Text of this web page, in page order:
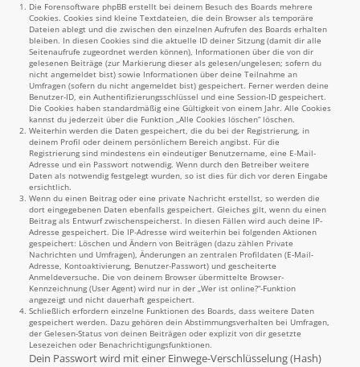
Die Forensoftware phpBB erstellt bei deinem Besuch des Boards mehrere
Cookies. Cookies sind kleine Textdateien, die dein Browser als temporäre
Dateien ablegt und die zwischen den einzelnen Aufrufen des Boards erhalten
bleiben. In diesen Cookies sind die aktuelle ID deiner Sitzung (damit dir alle
Seitenaufrufe zugeordnet werden können), Informationen über die von dir
gelesenen Beiträge (zur Markierung dieser als gelesen/ungelesen; sofern du
nicht angemeldet bist) sowie Informationen über deine Teilnahme an
Umfragen (sofern du nicht angemeldet bist) gespeichert. Ferner werden deine
Benutzer-ID, ein Authentifizierungsschlüssel und eine Session-ID gespeichert.
Die Cookies haben standardmäßig eine Gültigkeit von einem Jahr. Alle Cookies
kannst du jederzeit über die Funktion „Alle Cookies löschen“ löschen.
Weiterhin werden die Daten gespeichert, die du bei der Registrierung, in
deinem Profil oder deinem persönlichem Bereich angibst. Für die
Registrierung sind mindestens ein eindeutiger Benutzername, eine E-Mail-
Adresse und ein Passwort notwendig. Wenn durch den Betreiber weitere
Daten als notwendig festgelegt wurden, so ist dies für dich vor deren Eingabe
ersichtlich.
Wenn du einen Beitrag oder eine private Nachricht erstellst, so werden die
dort eingegebenen Daten ebenfalls gespeichert. Gleiches gilt, wenn du einen
Beitrag als Entwurf zwischenspeicherst. In diesen Fällen wird auch deine IP-
Adresse gespeichert. Die IP-Adresse wird weiterhin bei folgenden Aktionen
gespeichert: Löschen und Ändern von Beiträgen (dazu zählen Private
Nachrichten und Umfragen), Änderungen an zentralen Profildaten (E-Mail-
Adresse, Kontoaktivierung, Benutzer-Passwort) und gescheiterte
Anmeldeversuche. Die von deinem Browser übermittelte Browser-
Kennzeichnung (User Agent) wird nur in der „Wer ist online?“-Funktion
angezeigt und nicht dauerhaft gespeichert.
Schließlich erfordern einzelne Funktionen des Boards, dass weitere Daten
gespeichert werden. Dazu gehören dein Abstimmungsverhalten bei Umfragen,
der Gelesen-Status von deinen Beiträgen oder explizit von dir gesetzte
Lesezeichen oder Benachrichtigungsfunktionen.
Dein Passwort wird mit einer Einwege-Verschlüsselung (Hash)